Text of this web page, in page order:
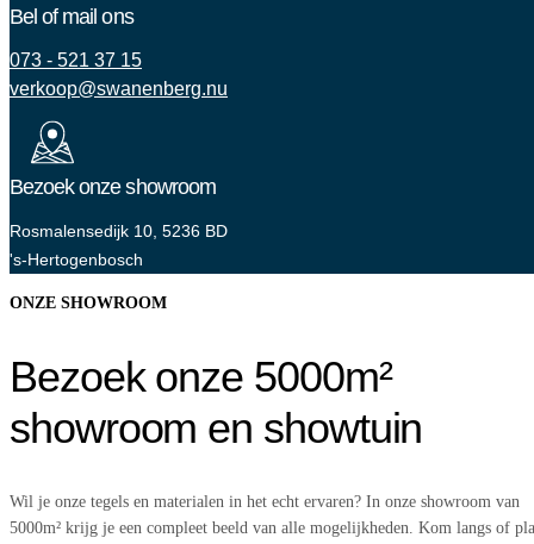
Bel of mail ons
073 - 521 37 15
verkoop@swanenberg.nu
Bezoek onze showroom
Rosmalensedijk 10, 5236 BD
's-Hertogenbosch
ONZE SHOWROOM
Bezoek onze 5000m²
showroom en showtuin
Wil je onze tegels en materialen in het echt ervaren? In onze showroom van
5000m² krijg je een compleet beeld van alle mogelijkheden. Kom langs of